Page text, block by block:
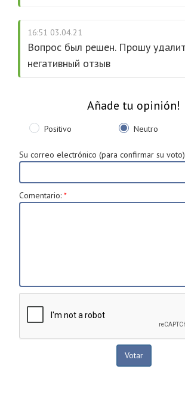
16:51 03.04.21
Вопрос был решен. Прошу
негативный отзыв
Añade tu opinión!
Positivo Neutro
Su correo electrónico (para confirmar su voto)
Comentario: *